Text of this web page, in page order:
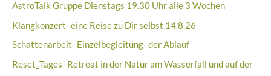
AstroTalk Gruppe Dienstags 19.30 Uhr alle 3 Wochen
Klangkonzert- eine Reise zu Dir selbst 14.8.26
Schattenarbeit- Einzelbegleitung- der Ablauf
Reset_Tages- Retreat in der Natur am Wasserfall und auf der